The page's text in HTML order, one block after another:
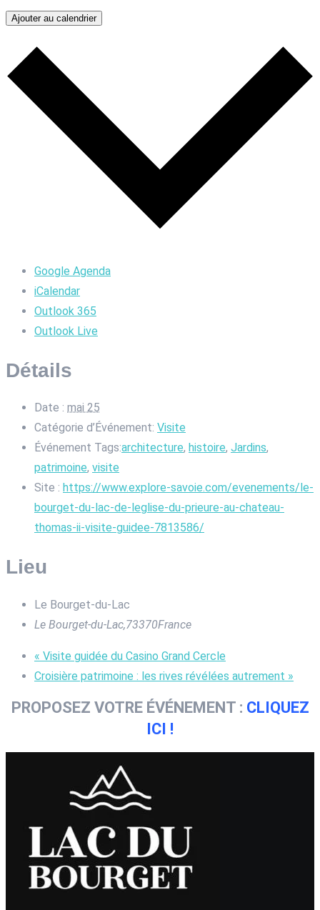
Ajouter au calendrier
Google Agenda
iCalendar
Outlook 365
Outlook Live
Détails
Date : mai 25
Catégorie d’Événement: Visite
Événement Tags:architecture, histoire, Jardins,
patrimoine, visite
Site : https://www.explore-savoie.com/evenements/le-
bourget-du-lac-de-leglise-du-prieure-au-chateau-
thomas-ii-visite-guidee-7813586/
Lieu
Le Bourget-du-Lac
Le Bourget-du-Lac,73370France
« Visite guidée du Casino Grand Cercle
Croisière patrimoine : les rives révélées autrement »
PROPOSEZ VOTRE ÉVÉNEMENT : CLIQUEZ
ICI !